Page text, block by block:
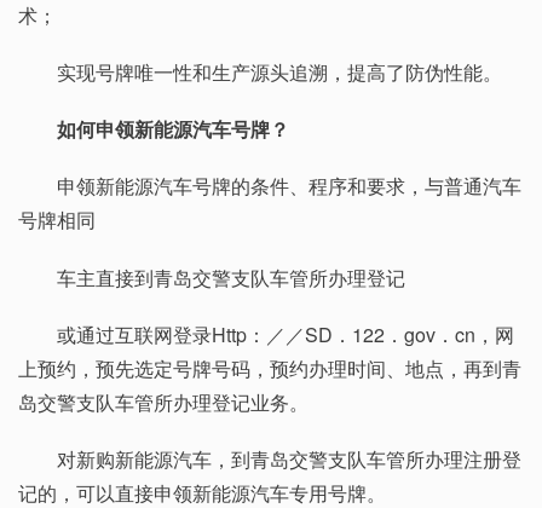
术；
实现号牌唯一性和生产源头追溯，提高了防伪性能。
如何申领新能源汽车号牌？
申领新能源汽车号牌的条件、程序和要求，与普通汽车
号牌相同
车主直接到青岛交警支队车管所办理登记
或通过互联网登录Http：／／SD．122．gov．cn，网
上预约，预先选定号牌号码，预约办理时间、地点，再到青
岛交警支队车管所办理登记业务。
对新购新能源汽车，到青岛交警支队车管所办理注册登
记的，可以直接申领新能源汽车专用号牌。